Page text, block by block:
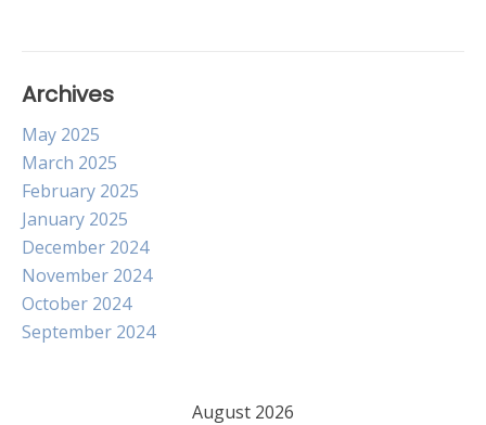
Archives
May 2025
March 2025
February 2025
January 2025
December 2024
November 2024
October 2024
September 2024
August 2026